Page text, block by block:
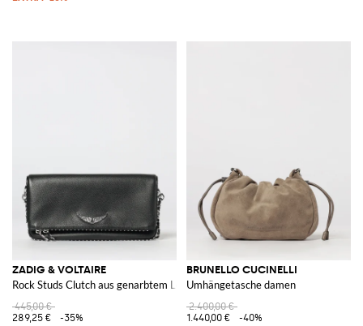
ZADIG & VOLTAIRE
Rock Studs Clutch aus genarbtem Leder
445,00 €
289,25 €
-35%
BRUNELLO CUCINELLI
Umhängetasche damen
2.400,00 €
1.440,00 €
-40%